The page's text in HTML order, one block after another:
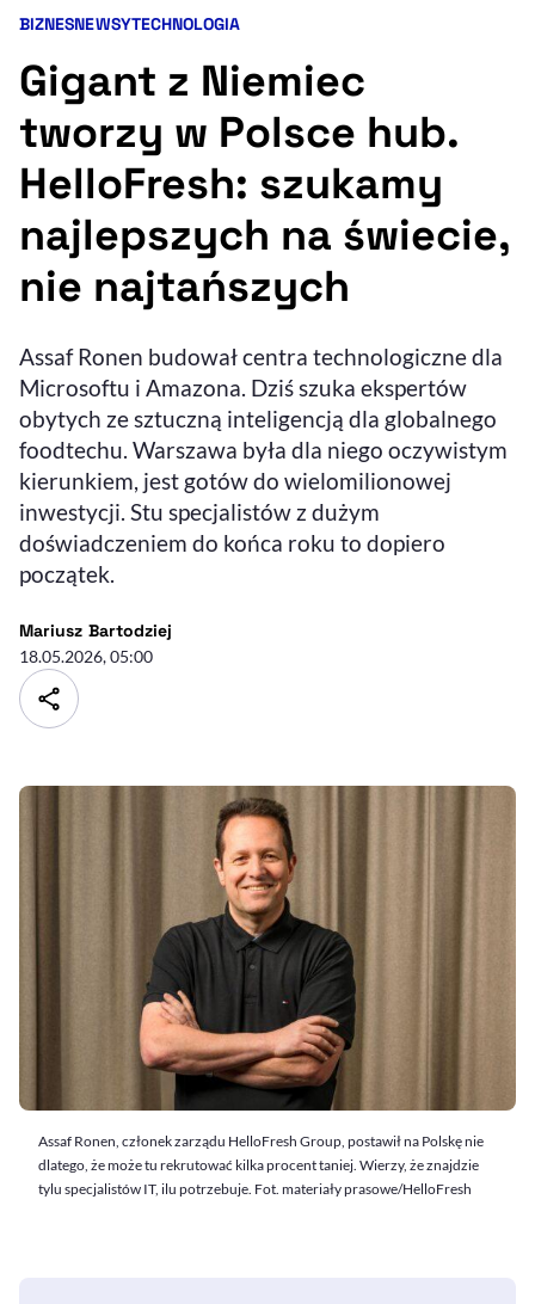
Resetuj opcje
Ułatwienia dostępności wspierają:
Sprawdź, jak i dlaczego zwiększamy dostępność , otwiera się w nowym
Deklaracja dostępności , otwiera się w nowym oknie
Zgłoś problem
, otwiera się w
Kategorie artykułu:
BIZNESNEWSYTECHNOLOGIA
Gigant z Niemiec
tworzy w Polsce hub.
HelloFresh: szukamy
najlepszych na świecie,
nie najtańszych
Assaf Ronen budował centra technologiczne dla
Microsoftu i Amazona. Dziś szuka ekspertów
obytych ze sztuczną inteligencją dla globalnego
foodtechu. Warszawa była dla niego oczywistym
kierunkiem, jest gotów do wielomilionowej
inwestycji. Stu specjalistów z dużym
doświadczeniem do końca roku to dopiero
początek.
Mariusz Bartodziej
18.05.2026, 05:00
Assaf Ronen, członek zarządu HelloFresh Group, postawił na Polskę nie
dlatego, że może tu rekrutować kilka procent taniej. Wierzy, że znajdzie
tylu specjalistów IT, ilu potrzebuje. Fot. materiały prasowe/HelloFresh